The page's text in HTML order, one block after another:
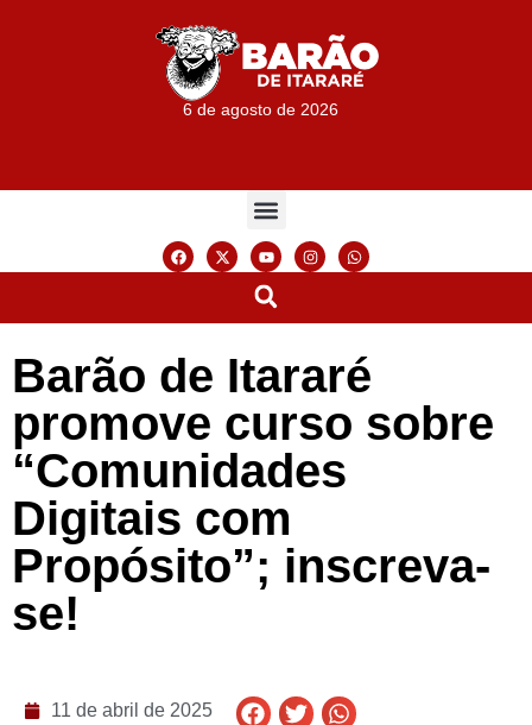
6 de agosto de 2026
Barão de Itararé
promove curso sobre
“Comunidades
Digitais com
Propósito”; inscreva-
se!
11 de abril de 2025